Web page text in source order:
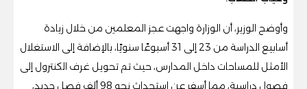
وأوضح الوزير، أن الوزارة واجهت عجز المعلمين من خلال زيادة
أسابيع الدراسة من 23 إلى 31 أسبوعًا سنويًا، بالإضافة إلى الاستغلال
الأمثل للمساحات داخل المدارس، حيث تم تحويل غرف الكنترول إلى
فصول دراسية، مما أسفر عن استحداث نحو 98 ألف فصل جديد،